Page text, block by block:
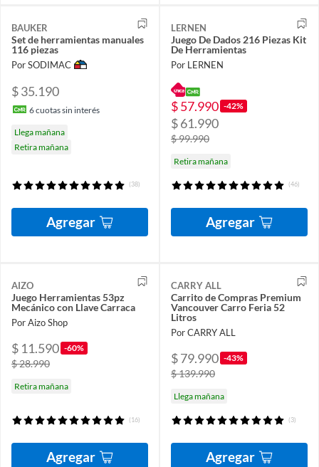
BAUKER
Set de herramientas manuales
116 piezas
Por SODIMAC
$ 35.190
6cuotas sin interés
Llega mañana
Retira mañana
(38)
Agregar
LERNEN
Juego De Dados 216 Piezas Kit
De Herramientas
Por LERNEN
$ 57.990 -42%
$ 61.990
$ 99.990
Retira mañana
(46)
Agregar
AIZO
Juego Herramientas 53pz
Mecánico con Llave Carraca
Por Aizo Shop
$ 11.590 -60%
$ 28.990
Retira mañana
(16)
Agregar
CARRY ALL
Carrito de Compras Premium
Vancouver Carro Feria 52
Litros
Por CARRY ALL
$ 79.990 -43%
$ 139.990
Llega mañana
(3)
Agregar